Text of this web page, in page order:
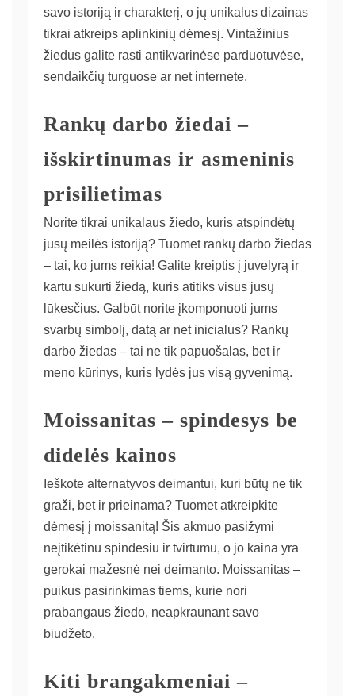
savo istoriją ir charakterį, o jų unikalus dizainas
tikrai atkreips aplinkinių dėmesį. Vintažinius
žiedus galite rasti antikvarinėse parduotuvėse,
sendaikčių turguose ar net internete.
Rankų darbo žiedai –
išskirtinumas ir asmeninis
prisilietimas
Norite tikrai unikalaus žiedo, kuris atspindėtų
jūsų meilės istoriją? Tuomet rankų darbo žiedas
– tai, ko jums reikia! Galite kreiptis į juvelyrą ir
kartu sukurti žiedą, kuris atitiks visus jūsų
lūkesčius. Galbūt norite įkomponuoti jums
svarbų simbolį, datą ar net inicialus? Rankų
darbo žiedas – tai ne tik papuošalas, bet ir
meno kūrinys, kuris lydės jus visą gyvenimą.
Moissanitas – spindesys be
didelės kainos
Ieškote alternatyvos deimantui, kuri būtų ne tik
graži, bet ir prieinama? Tuomet atkreipkite
dėmesį į moissanitą! Šis akmuo pasižymi
neįtikėtinu spindesiu ir tvirtumu, o jo kaina yra
gerokai mažesnė nei deimanto. Moissanitas –
puikus pasirinkimas tiems, kurie nori
prabangaus žiedo, neapkraunant savo
biudžeto.
Kiti brangakmeniai –